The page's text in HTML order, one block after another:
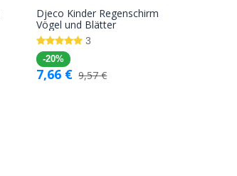
In den
Warenkorb
Djeco Kinder Regenschirm
Vögel und Blätter
3
-20%
7,66 € 9,57€